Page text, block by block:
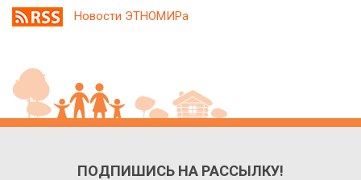
Новости ЭТНОМИРа
ПОДПИШИСЬ НА РАССЫЛКУ!